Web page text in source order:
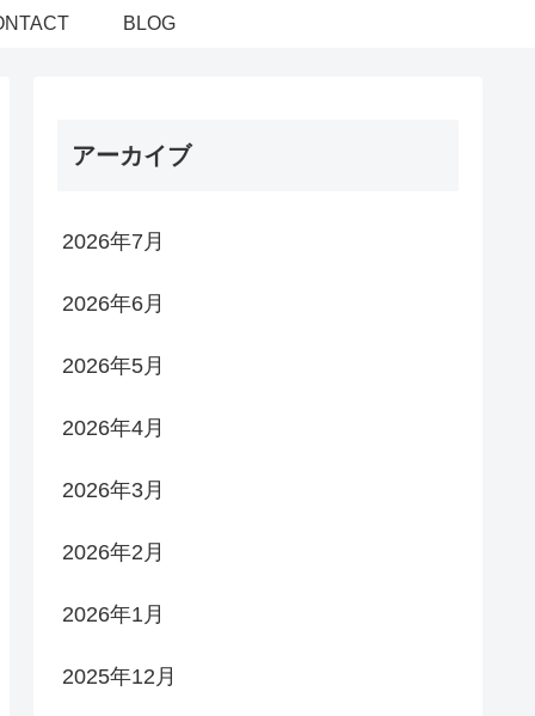
BLOG
アーカイブ
2026年7月
2026年6月
2026年5月
2026年4月
2026年3月
2026年2月
2026年1月
2025年12月